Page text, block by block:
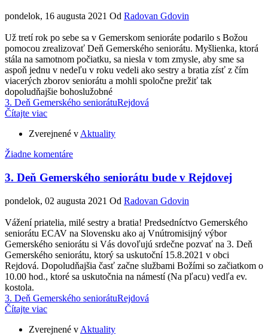
pondelok, 16 augusta 2021 Od Radovan Gdovin
Už tretí rok po sebe sa v Gemerskom senioráte podarilo s Božou
pomocou zrealizovať Deň Gemerského seniorátu. Myšlienka, ktorá
stála na samotnom počiatku, sa niesla v tom zmysle, aby sme sa
aspoň jednu v nedeľu v roku vedeli ako sestry a bratia zísť z čím
viacerých zborov seniorátu a mohli spoločne prežiť tak
dopoludňajšie bohoslužobné
3. Deň Gemerského seniorátuRejdová
Čítajte viac
Zverejnené v Aktuality
Žiadne komentáre
3. Deň Gemerského seniorátu bude v Rejdovej
pondelok, 02 augusta 2021 Od Radovan Gdovin
Vážení priatelia, milé sestry a bratia! Predsedníctvo Gemerského
seniorátu ECAV na Slovensku ako aj Vnútromisijný výbor
Gemerského seniorátu si Vás dovoľujú srdečne pozvať na 3. Deň
Gemerského seniorátu, ktorý sa uskutoční 15.8.2021 v obci
Rejdová. Dopoludňajšia časť začne službami Božími so začiatkom o
10.00 hod., ktoré sa uskutočnia na námestí (Na pľacu) vedľa ev.
kostola.
3. Deň Gemerského seniorátuRejdová
Čítajte viac
Zverejnené v Aktuality